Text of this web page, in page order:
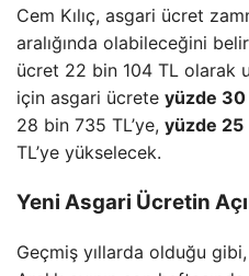
Cem Kılıç, asgari ücret
aralığında olabileceğini
ücret 22 bin 104 TL olarak
için asgari ücrete yüzde 30
28 bin 735 TL’ye, yüzde 25
TL’ye yükselecek.
Yeni Asgari Ücretin
Geçmiş yıllarda olduğu